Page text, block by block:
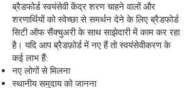
ब्रैडफोर्ड स्वयंसेवी केंद्र शरण चाहने वालों और
शरणार्थियों को स्वेच्छा से समर्थन देने के लिए ब्रैडफोर्ड
सिटी ऑफ सैंक्चुअरी के साथ साझेदारी में काम कर रहा
है। यदि आप ब्रैडफ़ोर्ड में नए हैं तो स्वयंसेवीकरण के
कई लाभ हैं:
नए लोगों से मिलना
स्थानीय समुदाय को जानना